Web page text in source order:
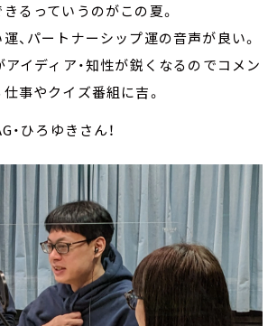
るっていうのがこの夏。
、パートナーシップ運の音声が良い。
イディア・知性が鋭くなるのでコメン
事やクイズ番組に吉。
ひろゆきさん！